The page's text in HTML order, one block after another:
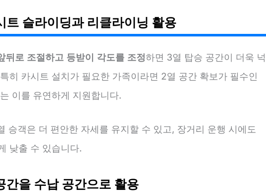
트 슬라이딩과 리클라이닝 활용
뒤로 조절하고 등받이 각도를 조정하면 3열 탑승 공간이 더욱 넉
히 카시트 설치가 필요한 가족이라면 2열 공간 확보가 필수인
이를 유연하게 지원합니다.
승객은 더 편안한 자세를 유지할 수 있고, 장거리 운행 시에도
낮출 수 있습니다.
간을 수납 공간으로 활용